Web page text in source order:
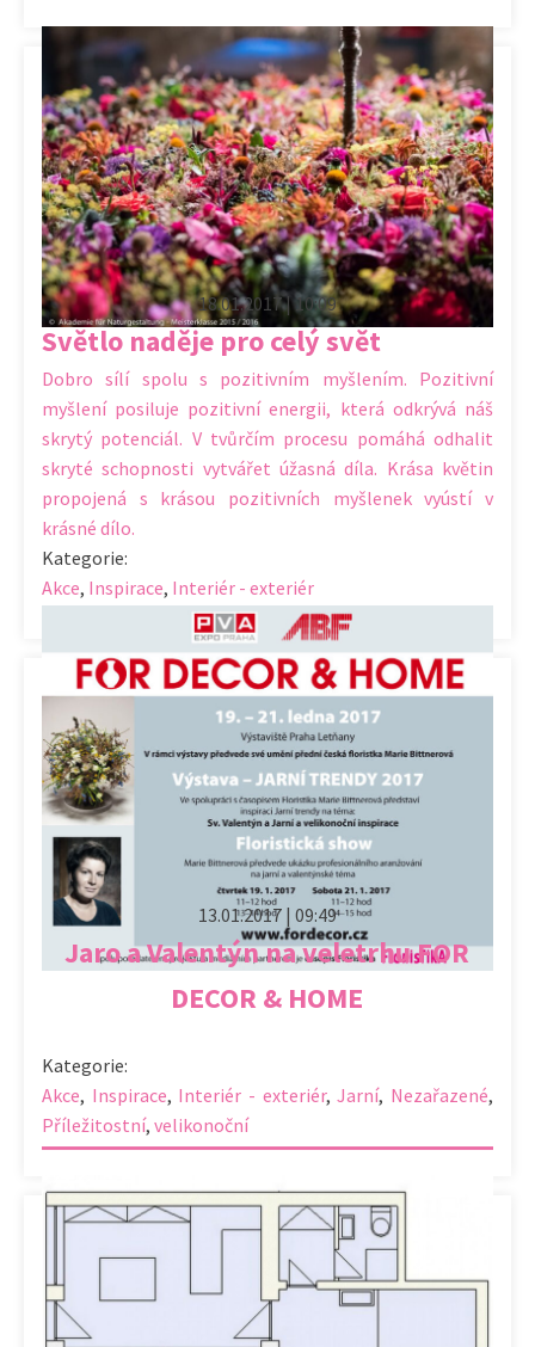
18.01.2017 | 10:09
Světlo naděje pro celý svět
Dobro sílí spolu s pozitivním myšlením. Pozitivní
myšlení posiluje pozitivní energii, která odkrývá náš
skrytý potenciál. V tvůrčím procesu pomáhá odhalit
skryté schopnosti vytvářet úžasná díla. Krása květin
propojená s krásou pozitivních myšlenek vyústí v
krásné dílo.
Kategorie:
Akce, Inspirace, Interiér - exteriér
13.01.2017 | 09:49
Jaro a Valentýn na veletrhu FOR
DECOR & HOME
Kategorie:
Akce, Inspirace, Interiér - exteriér,Jarní, Nezařazené,
Příležitostní, velikonoční